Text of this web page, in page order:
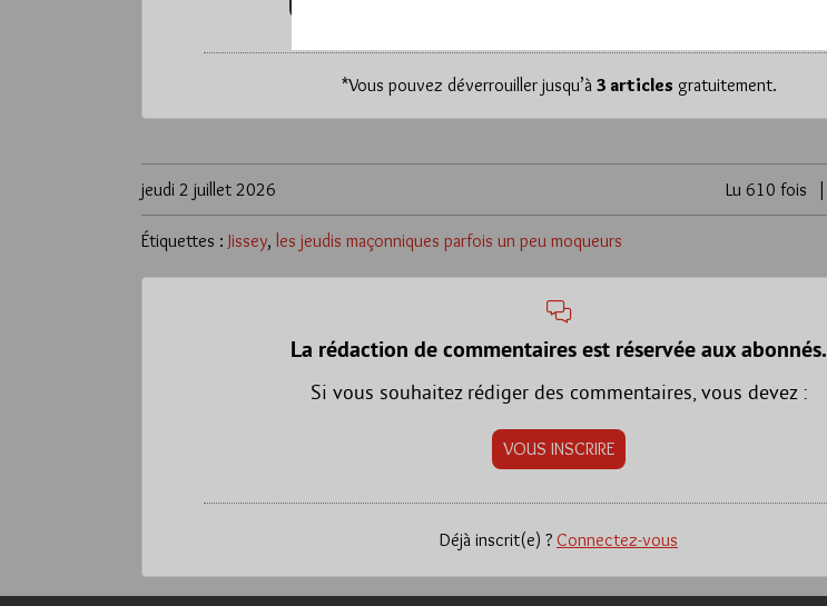
*Vous pouvez déverrouiller jusqu’à 3 articles gratuitement.
jeudi 2 juillet 2026 Lu 610 fois
Étiquettes : Jissey, les jeudis maçonniques parfois un peu moqueurs
La rédaction de commentaires est réservée aux abonnés.
Si vous souhaitez rédiger des commentaires, vous devez :
VOUS INSCRIRE
Déjà inscrit(e) ? Connectez-vous